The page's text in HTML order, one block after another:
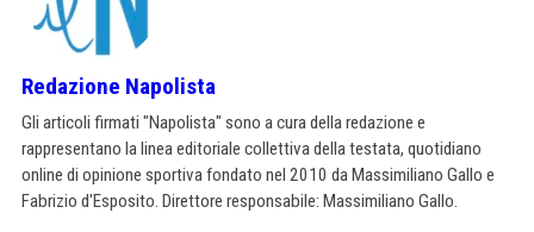
Redazione Napolista
Gli articoli firmati "Napolista" sono a cura della redazione e
rappresentano la linea editoriale collettiva della testata, quotidiano
online di opinione sportiva fondato nel 2010 da Massimiliano Gallo e
Fabrizio d'Esposito. Direttore responsabile: Massimiliano Gallo.